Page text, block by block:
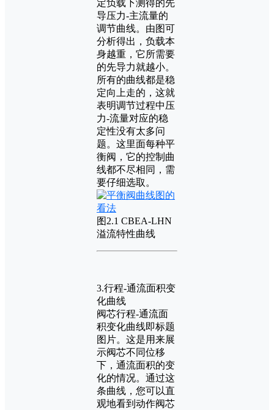
定负载下测得的先
导压力-主流量的
调节曲线。由图可
分析得出，负载本
身越重，它所需要
的先导力就越小。
所有的曲线都是稳
定向上走的，这就
表明调节过程中压
力-流量对应的稳
定性没有太多问
题。这里面每种平
衡阀，它的控制曲
线都不尽相同，需
要仔细选取。
图2.1 CBEA-LHN
溢流特性曲线
3.行程-通流面积变
化曲线
阀芯行程-通流面
积变化曲线即标题
图片。这是用来展
示阀芯不同位移
下，通流面积的变
化的情况。通过这
条曲线，您可以直
观地看到动作阀芯